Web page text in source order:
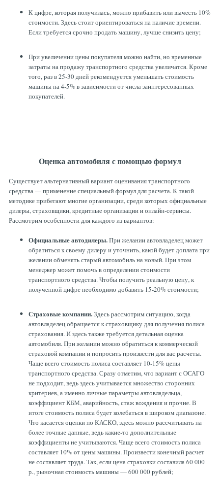
К цифре, которая получилась, можно прибавить или вычесть 10%
стоимости. Здесь стоит ориентироваться на наличие времени.
Если требуется срочно продать машину, лучше снизить цену;
При увеличении цены покупателя можно найти, но временные
затраты на продажу транспортного средства увеличатся. Кроме
того, раз в 25-30 дней рекомендуется уменьшать стоимость
машины на 4-5% в зависимости от числа заинтересованных
покупателей.
Оценка автомобиля с помощью формул
Существует альтернативный вариант оценивания транспортного
средства — применение специальный формул для расчета. К такой
методике прибегают многие организации, среди которых официальные
дилеры, страховщики, кредитные организации и онлайн-сервисы.
Рассмотрим особенности для каждого из вариантов:
Официальные автодилеры.При желании автовладелец может
обратиться к своему дилеру и уточнить, какой будет доплата при
желании обменять старый автомобиль на новый. При этом
менеджер может помочь в определении стоимости
транспортного средства. Чтобы получить реальную цену, к
полученной цифре необходимо добавить 15-20% стоимости;
Страховые компании.Здесь рассмотрим ситуацию, когда
автовладелец обращается к страховщику для получения полиса
страхования. И здесь также требуется детальная оценка
автомобиля. При желании можно обратиться к коммерческой
страховой компании и попросить произвести для вас расчеты.
Чаще всего стоимость полиса составляет 10-15% цены
транспортного средства. Сразу отметим, что вариант с ОСАГО
не подходит, ведь здесь учитывается множество сторонних
критериев, а именно личные параметры автовладельца,
коэффициент КБМ, аварийность, стаж вождения и прочие. В
итоге стоимость полиса будет колебаться в широком диапазоне.
Что касается оценки по КАСКО, здесь можно рассчитывать на
более точные данные, ведь какие-то дополнительные
коэффициенты не учитываются. Чаще всего стоимость полиса
составляет 10% от цены машины. Произвести конечный расчет
не составляет труда. Так, если цена страховки составила 60 000
р., рыночная стоимость машины — 600 000 рублей;